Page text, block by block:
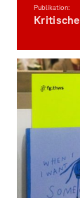
Publikation: